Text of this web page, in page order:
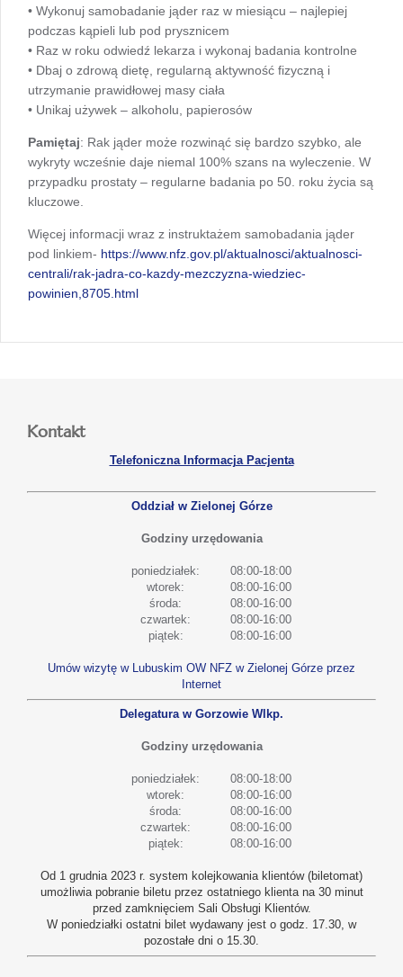
• Wykonuj samobadanie jąder raz w miesiącu – najlepiej
podczas kąpieli lub pod prysznicem
• Raz w roku odwiedź lekarza i wykonaj badania kontrolne
• Dbaj o zdrową dietę , regularną aktywność fizyczną i
utrzymanie prawidłowej masy ciała
• Unikaj używek – alkoholu, papierosów
Pamiętaj: Rak jąder może rozwinąć się bardzo szybko, ale
wykryty wcześnie daje niemal 100% szans na wyleczenie. W
przypadku prostaty – regularne badania po 50. roku życia są
kluczowe.
Więcej informacji wraz z instruktażem samobadania jąder
pod linkiem- https://www.nfz.gov.pl/aktualnosci/aktualnosci-
centrali/rak-jadra-co-kazdy-mezczyzna-wiedziec-
powinien,8705.html
Kontakt
Telefoniczna Informacja Pacjenta
Oddział w Zielonej Górze
Godziny urzędowania
poniedziałek:
08:00-18:00
wtorek:
08:00-16:00
środa:
08:00-16:00
czwartek:
08:00-16:00
piątek:
08:00-16:00
Umów wizytę w Lubuskim OW NFZ w Zielonej Górze przez
Internet
Delegatura w Gorzowie Wlkp.
Godziny urzędowania
poniedziałek:
08:00-18:00
wtorek:
08:00-16:00
środa:
08:00-16:00
czwartek:
08:00-16:00
piątek:
08:00-16:00
Od 1 grudnia 2023 r. system kolejkowania klientów (biletomat)
umożliwia pobranie biletu przez ostatniego klienta na 30 minut
przed zamknięciem Sali Obsługi Klientów.
W poniedziałki ostatni bilet wydawany jest o godz. 17.30, w
pozostałe dni o 15.30.